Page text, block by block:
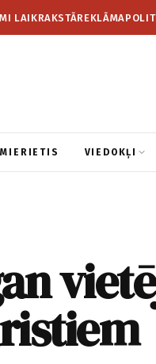
LAIKRAKSTĀREKLĀMA
VIEDOKĻI